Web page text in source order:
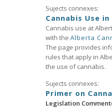
Sujects connexes:
Cannabis Use
Cannabis use at
with the Alberta
The page provides
rules that apply in
the use of cannabis.
Sujects connexes:
Primer on
Legislation